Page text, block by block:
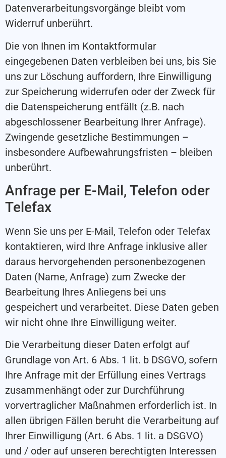
Datenverarbeitungsvorgänge bleibt vom
Widerruf unberührt.
Die von Ihnen im Kontaktformular
eingegebenen Daten verbleiben bei uns, bis Sie
uns zur Löschung auffordern, Ihre Einwilligung
zur Speicherung widerrufen oder der Zweck für
die Datenspeicherung entfällt (z.B. nach
abgeschlossener Bearbeitung Ihrer Anfrage).
Zwingende gesetzliche Bestimmungen –
insbesondere Aufbewahrungsfristen – bleiben
unberührt.
Anfrage per E-Mail, Telefon oder
Telefax
Wenn Sie uns per E-Mail, Telefon oder Telefax
kontaktieren, wird Ihre Anfrage inklusive aller
daraus hervorgehenden personenbezogenen
Daten (Name, Anfrage) zum Zwecke der
Bearbeitung Ihres Anliegens bei uns
gespeichert und verarbeitet. Diese Daten geben
wir nicht ohne Ihre Einwilligung weiter.
Die Verarbeitung dieser Daten erfolgt auf
Grundlage von Art. 6 Abs. 1 lit. b DSGVO, sofern
Ihre Anfrage mit der Erfüllung eines Vertrags
zusammenhängt oder zur Durchführung
vorvertraglicher Maßnahmen erforderlich ist. In
allen übrigen Fällen beruht die Verarbeitung auf
Ihrer Einwilligung (Art. 6 Abs. 1 lit. a DSGVO)
und / oder auf unseren berechtigten Interessen